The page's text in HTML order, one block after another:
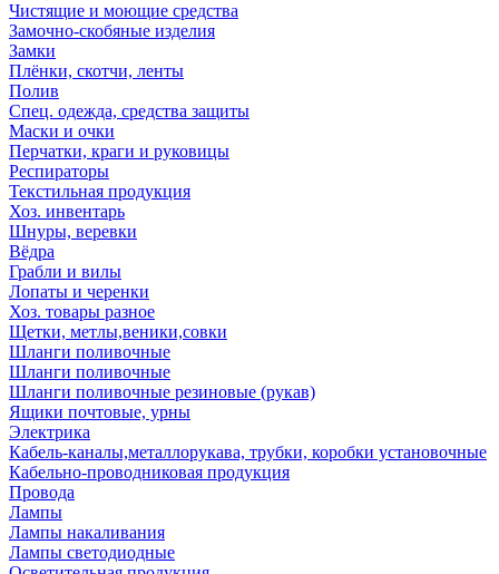
Чистящие и моющие средства
Замочно-скобяные изделия
Замки
Плёнки, скотчи, ленты
Полив
Спец. одежда, средства защиты
Маски и очки
Перчатки, краги и руковицы
Респираторы
Текстильная продукция
Хоз. инвентарь
Шнуры, веревки
Вёдра
Грабли и вилы
Лопаты и черенки
Хоз. товары разное
Щетки, метлы,веники,совки
Шланги поливочные
Шланги поливочные
Шланги поливочные резиновые (рукав)
Ящики почтовые, урны
Электрика
Кабель-каналы,металлорукава, трубки, коробки установочные
Кабельно-проводниковая продукция
Провода
Лампы
Лампы накаливания
Лампы светодиодные